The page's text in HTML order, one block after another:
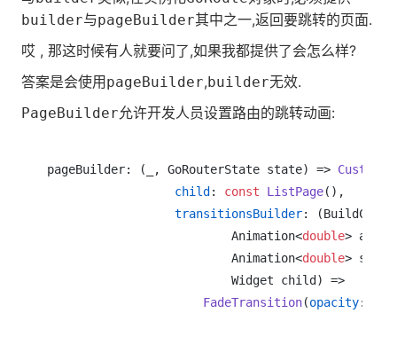
builder与pageBuilder其中之一,返回要跳转的页面.
哎 , 那这时候有人就要问了,如果我都提供了会怎么样?
答案是会使用pageBuilder,builder无效.
PageBuilder允许开发人员设置路由的跳转动画:
pageBuilder: (_, GoRouterState state) =>
child: const ListPage(),
transitionsBuilder:
                          Animation<
double>
                          Animation<
double>
                          Widget child) =>
FadeTransition(opacity: